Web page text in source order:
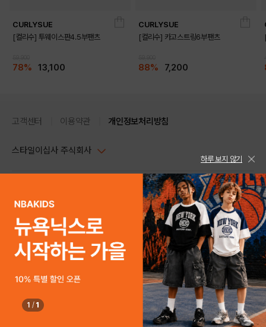
CURLYSUE
[컬리수] 투웨이스판4.5부팬츠
78% 13,100
CURLYSUE
[컬리수] 카고스트링6부팬츠
88% 7,200
구매하기
고객센터 이용약관 개인정보처리방침
스타일이십사 주식회사
주소 : 서울시 강남구 논현로 633, 6층 (논현동, 한세엠케이빌딩)
사업자등록번호 : 116-81-32499
통신판매업신고번호 : 제 2024-서울강남-04239
호스팅 서비스 : 스타일이십사㈜
고객센터 1544-5336(평일 09:00~ 18:00 토/일/공휴일 휴무)
스타일24 고객센터 1544-5336
평일 09:00~ 18:00 (토/일/공휴일 휴무)
help Email : help@style24.com
COPYRIGHTⓒ2021 STYLE24 ALL RIGHTS RESERVED.
하루 보지 않기
1 / 1